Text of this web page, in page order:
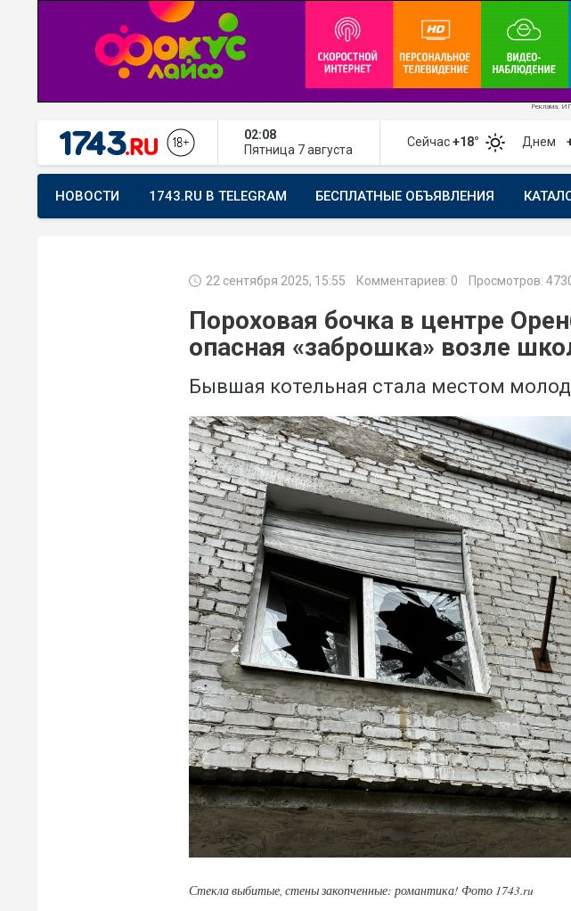
Реклама.
02:08
Пятница 7 августа
Сейчас+18° Днем
НОВОСТИ 1743.RU В TELEGRAM БЕСПЛАТНЫЕ ОБЪЯВЛЕНИЯ
22 сентября 2025, 15:55 Комментариев: 0 Просмотров:
Пороховая бочка в центре
опасная «заброшка» возле
Бывшая котельная стала местом
Стекла выбитые, стены закопченные: романтика! Фото 1743.ru